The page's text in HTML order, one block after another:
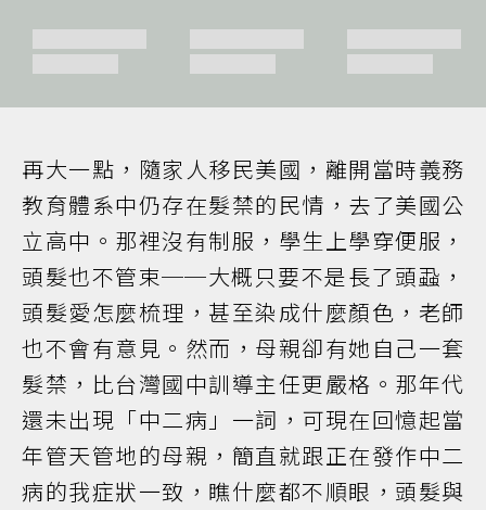
再大一點，隨家人移民美國，離開當時義務
教育體系中仍存在髮禁的民情，去了美國公
立高中。那裡沒有制服，學生上學穿便服，
頭髮也不管束──大概只要不是長了頭蝨，
頭髮愛怎麼梳理，甚至染成什麼顏色，老師
也不會有意見。然而，母親卻有她自己一套
髮禁，比台灣國中訓導主任更嚴格。那年代
還未出現「中二病」一詞，可現在回憶起當
年管天管地的母親，簡直就跟正在發作中二
病的我症狀一致，瞧什麼都不順眼，頭髮與